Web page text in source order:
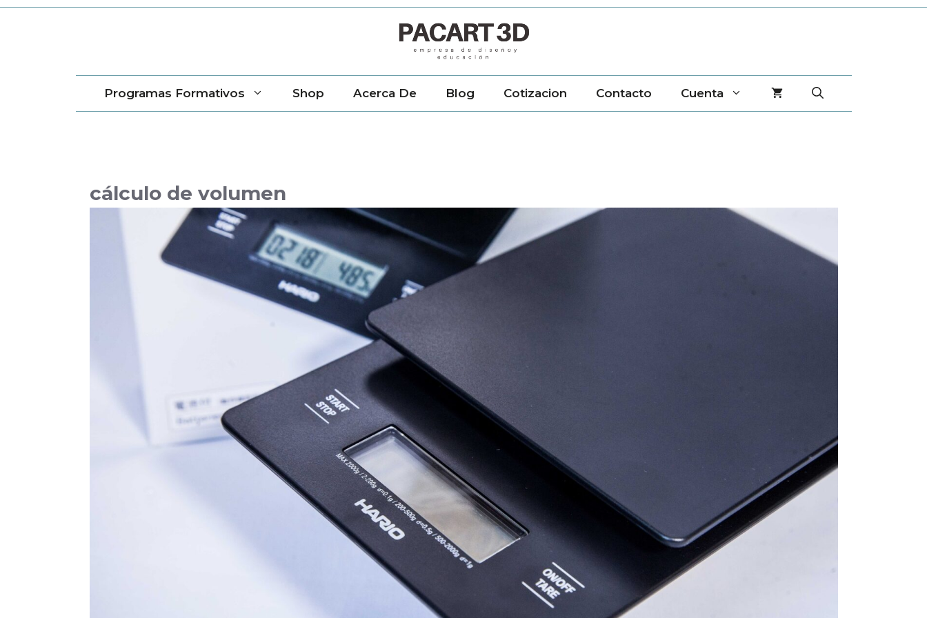
Saltar
Programas Formativos Shop Acerca De Blog Cotizacion Contacto Cuenta
cálculo de volumen